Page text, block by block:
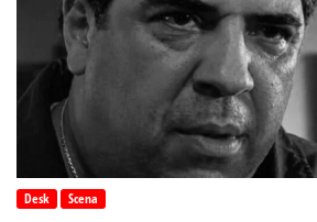
Desk Scena